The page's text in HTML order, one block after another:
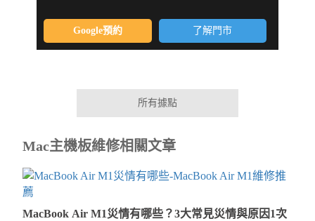
Google預約 了解門市
所有據點
Mac主機板維修相關文章
MacBook Air M1災情有哪些？3大常見災情與原因1次